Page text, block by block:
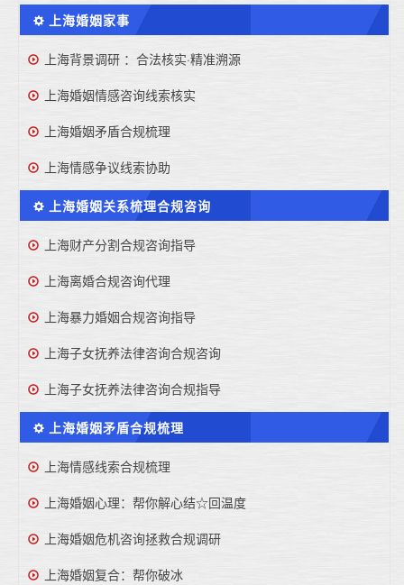
上海婚姻家事
上海背景调研 ：合法核实·精准溯源
上海婚姻情感咨询线索核实
上海婚姻矛盾合规梳理
上海情感争议线索协助
上海婚姻关系梳理合规咨询
上海财产分割合规咨询指导
上海离婚合规咨询代理
上海暴力婚姻合规咨询指导
上海子女抚养法律咨询合规咨询
上海子女抚养法律咨询合规指导
上海婚姻矛盾合规梳理
上海情感线索合规梳理
上海婚姻心理：帮你解心结☆回温度
上海婚姻危机咨询拯救合规调研
上海婚姻复合：帮你破冰